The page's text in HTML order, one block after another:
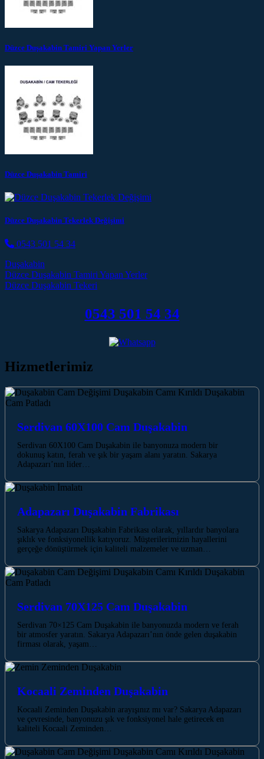
Düzce Duşakabin Tamiri Yapan Yerler
Düzce Duşakabin Tamiri
Düzce Duşakabin Tekerlek Değişimi
0543 501 54 34
Duşakabin
Post navigation
Düzce Duşakabin Tamiri Yapan Yerler
Düzce Duşakabin Tekeri
0543 501 54 34
Hizmetlerimiz
Serdivan 60X100 Cam Duşakabin
Serdivan 60X100 Cam Duşakabin ile banyonuza modern bir
dokunuş katın, ferah ve şık bir yaşam alanı yaratın. Sakarya
Adapazarı’nın lider…
Adapazarı Duşakabin Fabrikası
Sakarya Adapazarı Duşakabin Fabrikası olarak, yıllardır banyolara
şıklık ve fonksiyonellik katıyoruz. Müşterilerimizin hayallerini
gerçeğe dönüştürmek için kaliteli malzemeler ve uzman…
Serdivan 70X125 Cam Duşakabin
Serdivan 70×125 Cam Duşakabin ile banyonuzda modern ve ferah
bir atmosfer yaratın. Sakarya Adapazarı’nın önde gelen duşakabin
firması olarak, yaşam…
Kocaali Zeminden Duşakabin
Kocaali Zeminden Duşakabin arayışınız mı var? Sakarya Adapazarı
ve çevresinde, banyonuzu şık ve fonksiyonel hale getirecek en
kaliteli Kocaali Zeminden…